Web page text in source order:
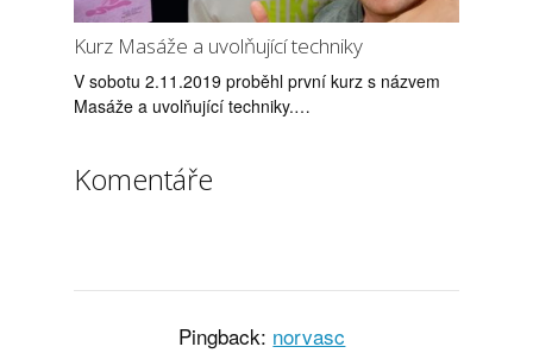
Kurz Masáže a uvolňující techniky
V sobotu 2.11.2019 proběhl první kurz s názvem
Masáže a uvolňující techniky.…
Komentáře
Pingback: norvasc